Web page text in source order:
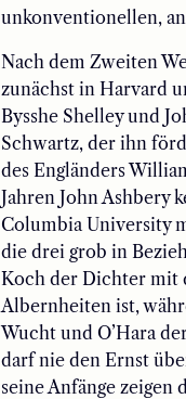
unkonventionellen,
Nach dem Zweiten
zunächst in Harvard
Bysshe Shelley und
Schwartz, der ihn
des Engländers
Jahren John Ashbery
Columbia University
die drei grob in
Koch der Dichter mit
Albernheiten ist,
Wucht und O’Hara
darf nie den Ernst
seine Anfänge